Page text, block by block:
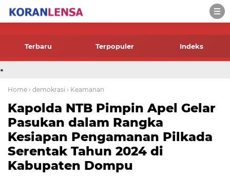
-->
Terbaru Terpopuler Indeks
.
Home › demokrasi › Keamanan
Kapolda NTB Pimpin Apel Gelar
Pasukan dalam Rangka
Kesiapan Pengamanan Pilkada
Serentak Tahun 2024 di
Kabupaten Dompu